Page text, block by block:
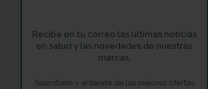
Recibe en tu correo las últimas noticias
en salud y las novedades de nuestras
marcas.
Suscríbete y entérate de las mejores ofertas